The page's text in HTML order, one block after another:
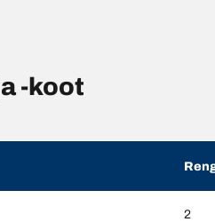
-koot
2